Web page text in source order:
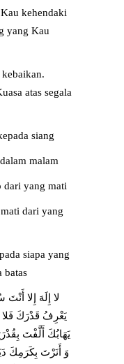
kehendaki
yang Kau
atas segala
siang
malam
dari yang mati
dari yang
siapa yang
batas
يَعْرِفُ قَدْرَكَ فَلا
يَهَابُكَ أَلَّفْتَ
وَ أَنَرْتَ بِكَرَمِكَ